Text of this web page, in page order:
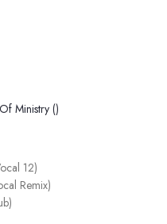
Ministry ()
12)
Remix)